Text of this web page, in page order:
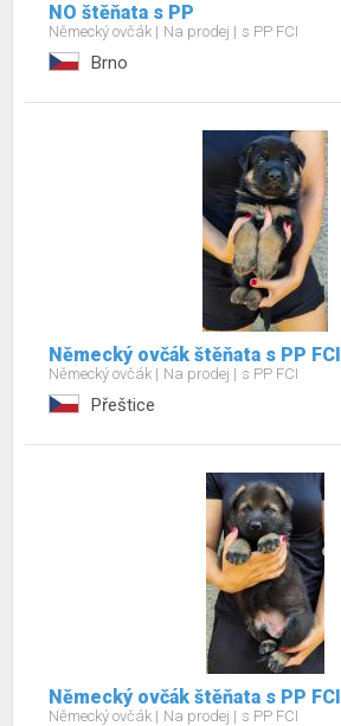
NO štěňata s PP
Německý ovčák Na prodej s PP FCI
Brno
Německý ovčák štěňata s PP FCI
Německý ovčák Na prodej s PP FCI
Přeštice
Německý ovčák štěňata s PP FCI
Německý ovčák Na prodej s PP FCI